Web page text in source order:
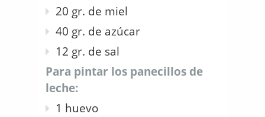
20 gr. de miel
40 gr. de azúcar
12 gr. de sal
Para pintar los panecillos de
leche:
1 huevo